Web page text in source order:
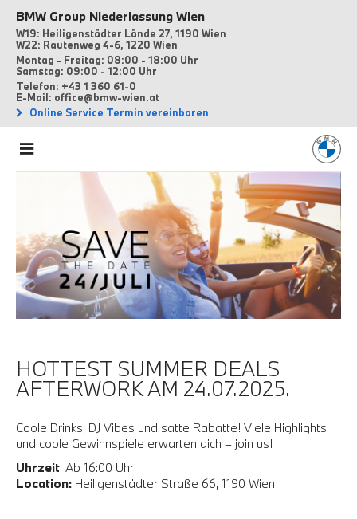
BMW Group Niederlassung Wien
W19: Heiligenstädter Lände 27, 1190 Wien
W22: Rautenweg 4-6, 1220 Wien
Montag - Freitag: 08:00 - 18:00 Uhr
Samstag: 09:00 - 12:00 Uhr
Telefon: +43 1 360 61-0
E-Mail: office@bmw-wien.at
Online Service Termin vereinbaren
HOTTEST SUMMER DEALS
AFTERWORK AM 24.07.2025.
Coole Drinks, DJ Vibes und satte Rabatte! Viele Highlights
und coole Gewinnspiele erwarten dich – join us!
Uhrzeit: Ab 16:00 Uhr
Location: Heiligenstädter Straße 66, 1190 Wien